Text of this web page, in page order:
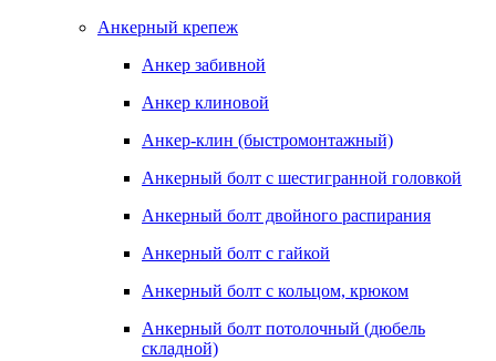
Анкерный крепеж
Анкер забивной
Анкер клиновой
Анкер-клин (быстромонтажный)
Анкерный болт с шестигранной головкой
Анкерный болт двойного распирания
Анкерный болт с гайкой
Анкерный болт с кольцом, крюком
Анкерный болт потолочный (дюбель
складной)